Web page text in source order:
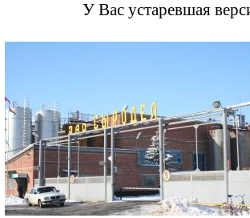
У Вас устаревшая